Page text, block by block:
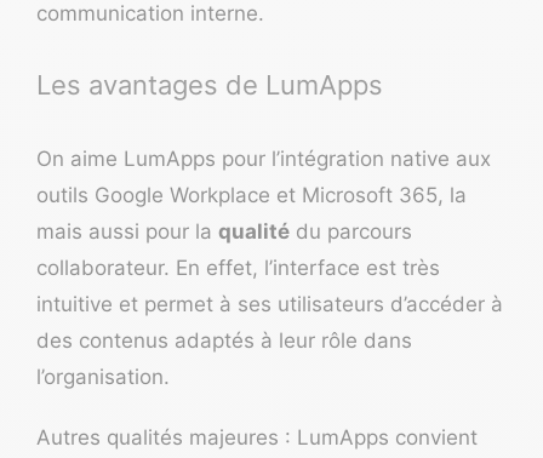
communication interne.
Les avantages de LumApps
On aime LumApps pour l’intégration native aux
outils Google Workplace et Microsoft 365, la
mais aussi pour la qualité du parcours
collaborateur. En effet, l’interface est très
intuitive et permet à ses utilisateurs d’accéder à
des contenus adaptés à leur rôle dans
l’organisation.
Autres qualités majeures : LumApps convient